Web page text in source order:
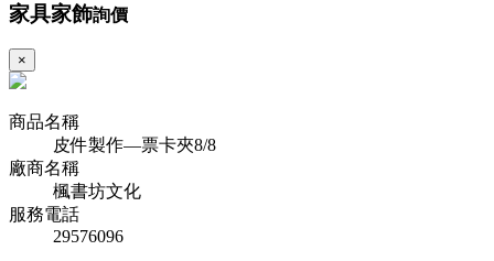
家具家飾詢價
×
商品名稱
皮件製作—票卡夾8/8
廠商名稱
楓書坊文化
服務電話
29576096